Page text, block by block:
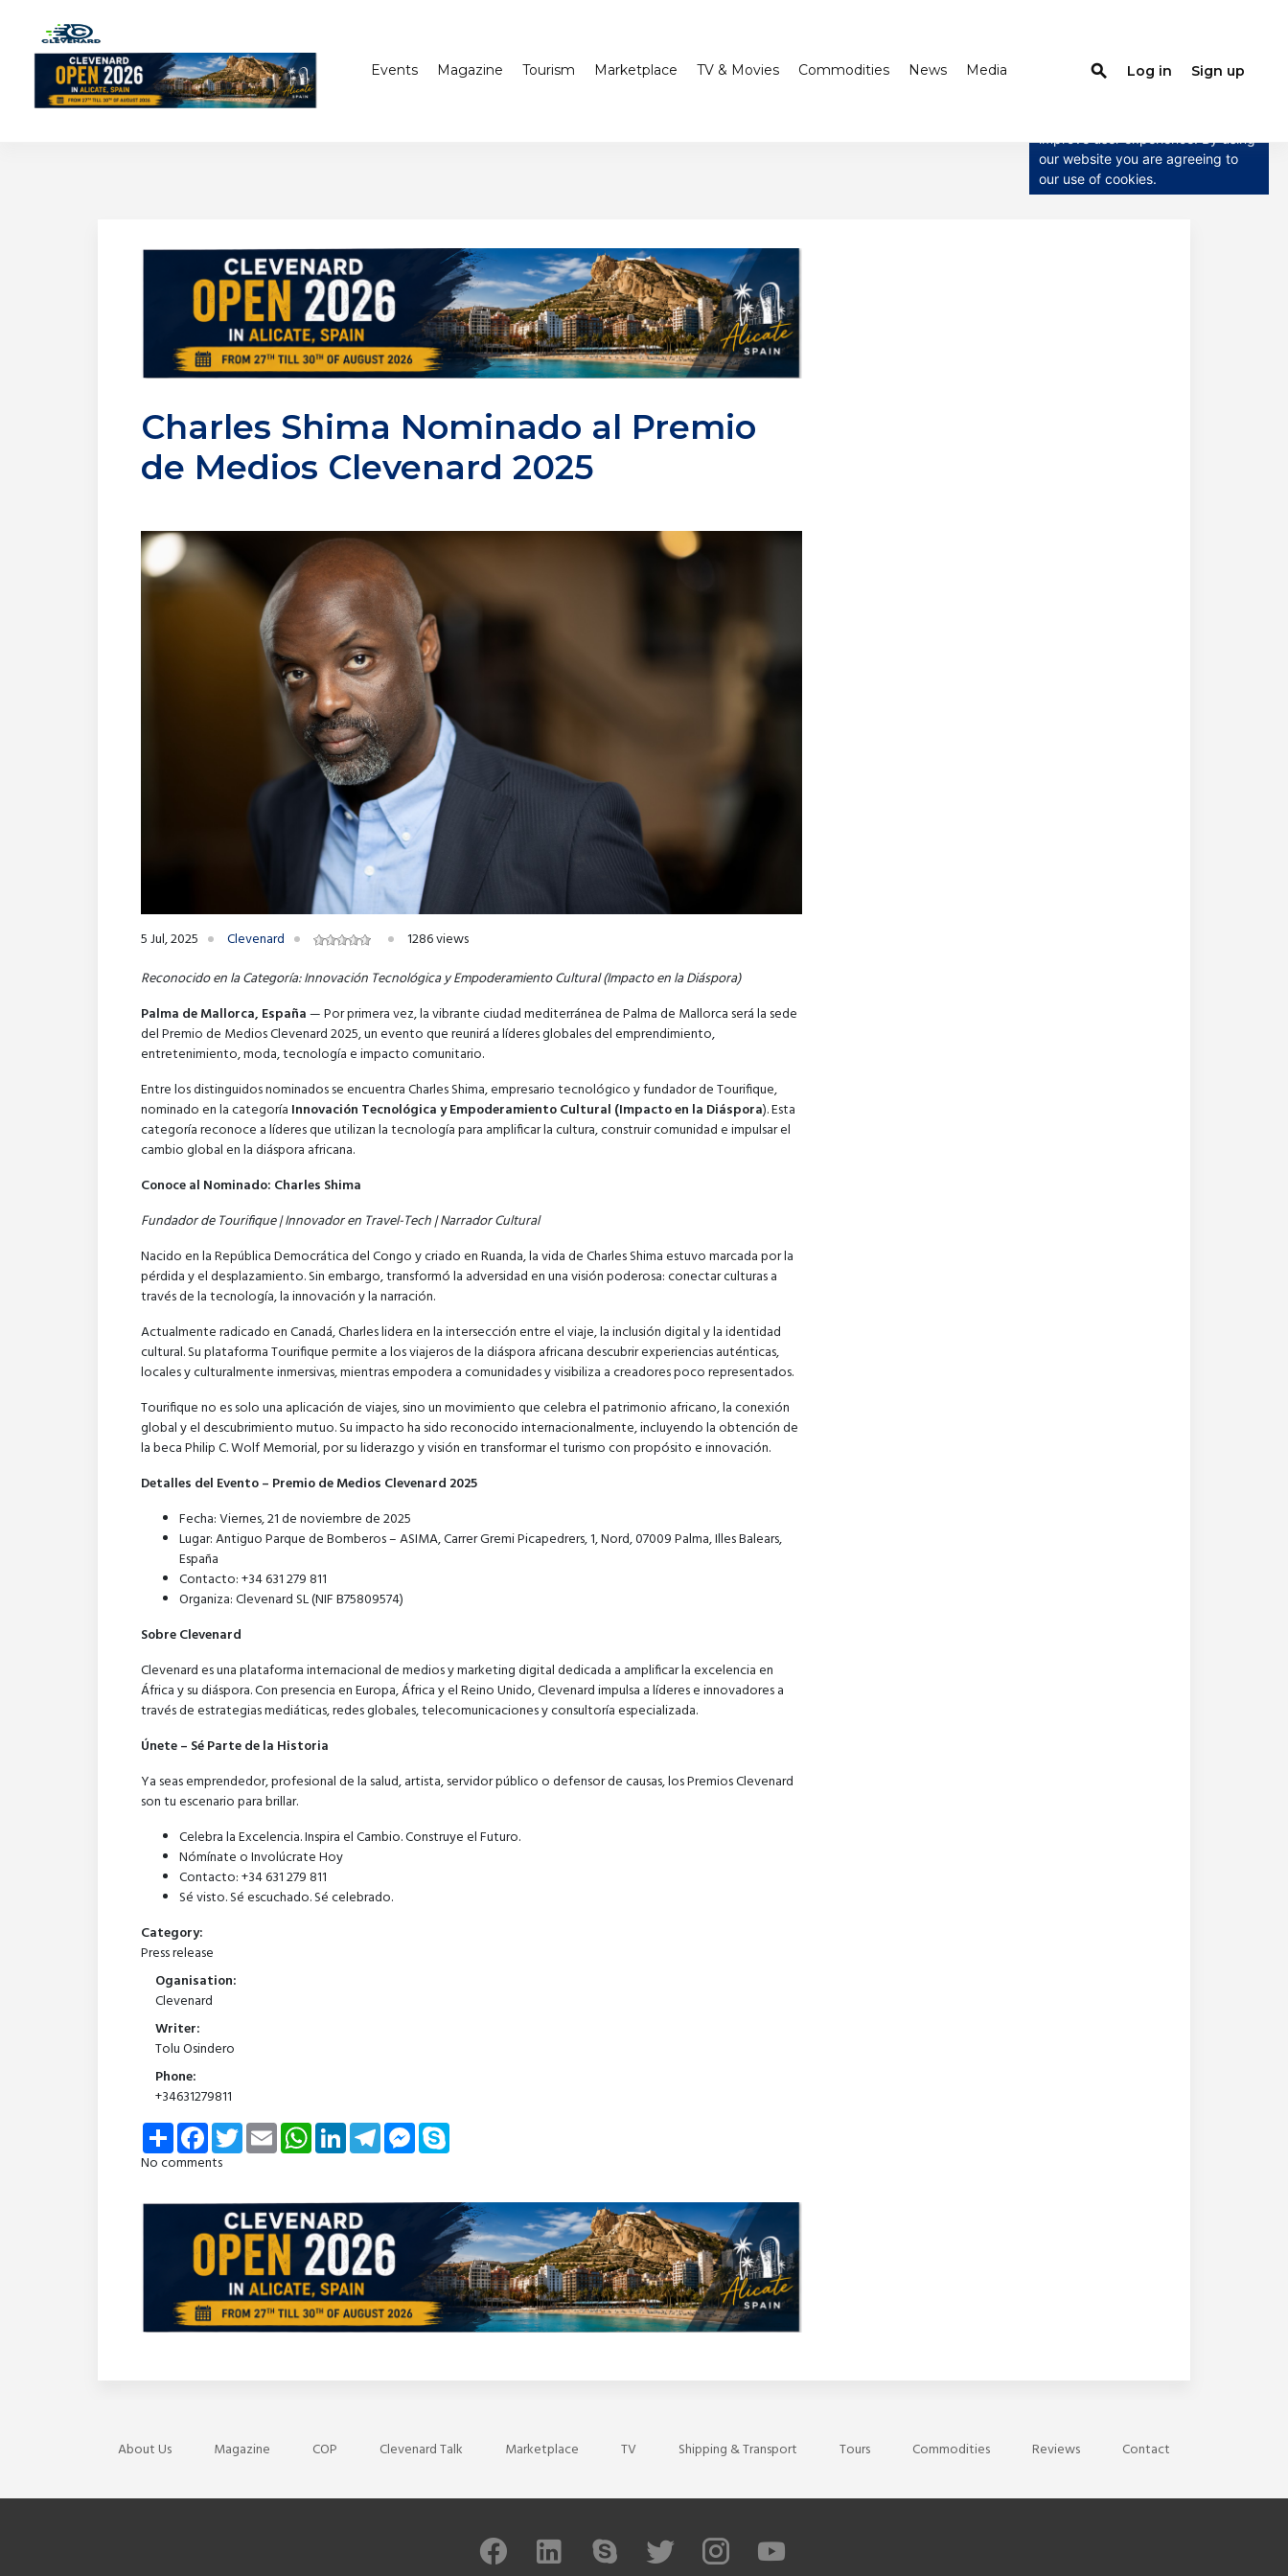
Events Magazine Tourism Marketplace TV & Movies Commodities News Media search Log in Sign up
Charles Shima Nominado al Premio
de Medios Clevenard 2025
5 Jul, 2025 Clevenard
1286 views
Reconocido en la Categoría: Innovación Tecnológica y Empoderamiento Cultural (Impacto en la Diáspora)
Palma de Mallorca, España— Por primera vez, la vibrante ciudad mediterránea de Palma de Mallorca será la sede
del Premio de Medios Clevenard 2025, un evento que reunirá a líderes globales del emprendimiento,
entretenimiento, moda, tecnología e impacto comunitario.
Entre los distinguidos nominados se encuentra Charles Shima, empresario tecnológico y fundador de Tourifique,
nominado en la categoría Innovación Tecnológica y Empoderamiento Cultural (Impacto en la Diáspora). Esta
categoría reconoce a líderes que utilizan la tecnología para amplificar la cultura, construir comunidad e impulsar el
cambio global en la diáspora africana.
Conoce al Nominado: Charles Shima
Fundador de Tourifique | Innovador en Travel-Tech | Narrador Cultural
Nacido en la República Democrática del Congo y criado en Ruanda, la vida de Charles Shima estuvo marcada por la
pérdida y el desplazamiento. Sin embargo, transformó la adversidad en una visión poderosa: conectar culturas a
través de la tecnología, la innovación y la narración.
Actualmente radicado en Canadá, Charles lidera en la intersección entre el viaje, la inclusión digital y la identidad
cultural. Su plataforma Tourifique permite a los viajeros de la diáspora africana descubrir experiencias auténticas,
locales y culturalmente inmersivas, mientras empodera a comunidades y visibiliza a creadores poco representados.
Tourifique no es solo una aplicación de viajes, sino un movimiento que celebra el patrimonio africano, la conexión
global y el descubrimiento mutuo. Su impacto ha sido reconocido internacionalmente, incluyendo la obtención de
la beca Philip C. Wolf Memorial, por su liderazgo y visión en transformar el turismo con propósito e innovación.
Detalles del Evento – Premio de Medios Clevenard 2025
Fecha: Viernes, 21 de noviembre de 2025
Lugar: Antiguo Parque de Bomberos – ASIMA, Carrer Gremi Picapedrers, 1, Nord, 07009 Palma, Illes Balears,
España
Contacto: +34 631 279 811
Organiza: Clevenard SL (NIF B75809574)
Sobre Clevenard
Clevenard es una plataforma internacional de medios y marketing digital dedicada a amplificar la excelencia en
África y su diáspora. Con presencia en Europa, África y el Reino Unido, Clevenard impulsa a líderes e innovadores a
través de estrategias mediáticas, redes globales, telecomunicaciones y consultoría especializada.
Únete – Sé Parte de la Historia
Ya seas emprendedor, profesional de la salud, artista, servidor público o defensor de causas, los Premios Clevenard
son tu escenario para brillar.
Celebra la Excelencia. Inspira el Cambio. Construye el Futuro.
Nómínate o Involúcrate Hoy
Contacto: +34 631 279 811
Sé visto. Sé escuchado. Sé celebrado.
Category:
Press release
Oganisation:
Clevenard
Writer:
Tolu Osindero
Phone:
+34631279811
Share FacebookTwitterEmail WhatsAppLinkedInTelegramMessenger
No comments
About Us Magazine COP Clevenard Talk Marketplace TV Shipping & Transport Tours Commodities Reviews Contact
our website you are agreeing to
our use of cookies.